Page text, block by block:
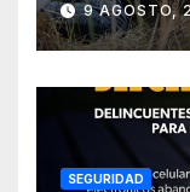
9 AGOSTO,
SEGURIDAD